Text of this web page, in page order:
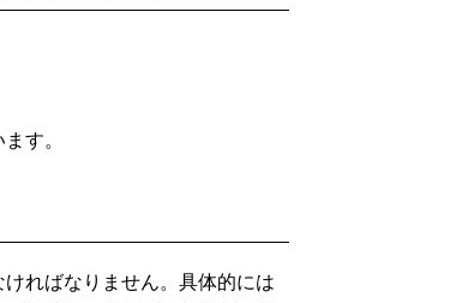
す。
ればなりません。具体的には